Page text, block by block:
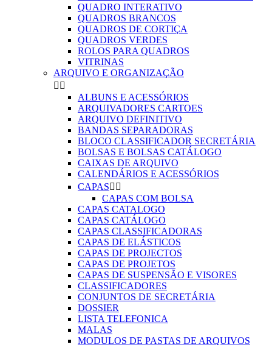
QUADRO INTERATIVO
QUADROS BRANCOS
QUADROS DE CORTIÇA
QUADROS VERDES
ROLOS PARA QUADROS
VITRINAS
ARQUIVO E ORGANIZAÇÃO
 
ALBUNS E ACESSÓRIOS
ARQUIVADORES CARTOES
ARQUIVO DEFINITIVO
BANDAS SEPARADORAS
BLOCO CLASSIFICADOR SECRETÁRIA
BOLSAS E BOLSAS CATÁLOGO
CAIXAS DE ARQUIVO
CALENDÁRIOS E ACESSÓRIOS
CAPAS 
CAPAS COM BOLSA
CAPAS CATALOGO
CAPAS CATÁLOGO
CAPAS CLASSIFICADORAS
CAPAS DE ELÁSTICOS
CAPAS DE PROJECTOS
CAPAS DE PROJETOS
CAPAS DE SUSPENSÃO E VISORES
CLASSIFICADORES
CONJUNTOS DE SECRETÁRIA
DOSSIER
LISTA TELEFONICA
MALAS
MODULOS DE PASTAS DE ARQUIVOS